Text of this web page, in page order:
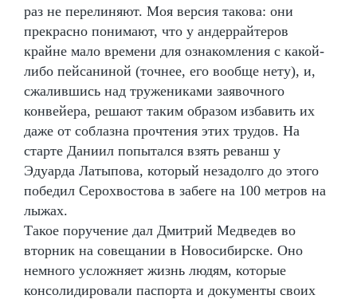
раз не перелиняют. Моя версия такова: они
прекрасно понимают, что у андеррайтеров
крайне мало времени для ознакомления с какой-
либо пейсаниной (точнее, его вообще нету), и,
сжалившись над тружениками заявочного
конвейера, решают таким образом избавить их
даже от соблазна прочтения этих трудов. На
старте Даниил попытался взять реванш у
Эдуарда Латыпова, который незадолго до этого
победил Серохвостова в забеге на 100 метров на
лыжах.
Такое поручение дал Дмитрий Медведев во
вторник на совещании в Новосибирске. Оно
немного усложняет жизнь людям, которые
консолидировали паспорта и документы своих